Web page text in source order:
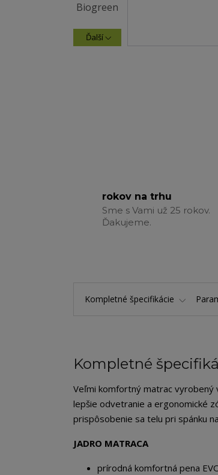
Ďalší
rokov na trhu
Sme s Vami už 25 rokov.
Ďakujeme.
Kompletné špecifikácie
Kompletné
Veľmi komfortný matrac vyrobený
lepšie odvetranie a ergonomické
prispôsobenie sa telu pri spánku
JADRO MATRACA
prírodná komfortná pena